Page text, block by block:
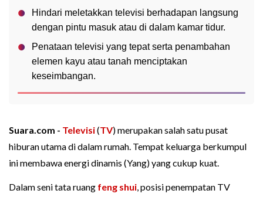
Hindari meletakkan televisi berhadapan langsung
dengan pintu masuk atau di dalam kamar tidur.
Penataan televisi yang tepat serta penambahan
elemen kayu atau tanah menciptakan
keseimbangan.
Suara.com - Televisi(TV) merupakan salah satu pusat
hiburan utama di dalam rumah. Tempat keluarga berkumpul
ini membawa energi dinamis (Yang) yang cukup kuat.
Dalam seni tata ruang feng shui, posisi penempatan TV